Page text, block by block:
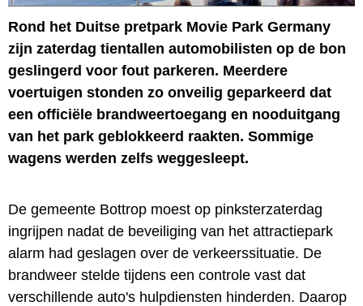
Rond het Duitse pretpark Movie Park Germany
zijn zaterdag tientallen automobilisten op de bon
geslingerd voor fout parkeren. Meerdere
voertuigen stonden zo onveilig geparkeerd dat
een officiële brandweertoegang en nooduitgang
van het park geblokkeerd raakten. Sommige
wagens werden zelfs weggesleept.
De gemeente Bottrop moest op pinksterzaterdag
ingrijpen nadat de beveiliging van het attractiepark
alarm had geslagen over de verkeerssituatie. De
brandweer stelde tijdens een controle vast dat
verschillende auto's hulpdiensten hinderden. Daarop